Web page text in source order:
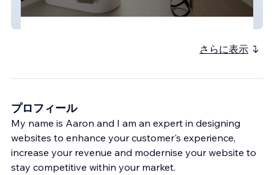
BathroomBuilder.je
さらに表示
プロフィール
My name is Aaron and I am an expert in designing
websites to enhance your customer's experience,
increase your revenue and modernise your website to
stay competitive within your market.